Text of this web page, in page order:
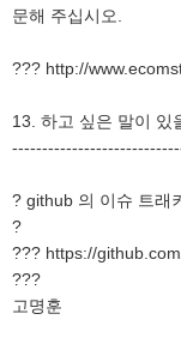
문해 주십시오.
??? http://
13. 하고 싶은 말이 있
? github 의 이슈 트래
?
??? https://
???
고명훈